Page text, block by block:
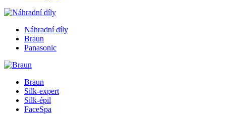
Náhradní díly
Braun
Panasonic
Braun
Silk-expert
Silk-épil
FaceSpa